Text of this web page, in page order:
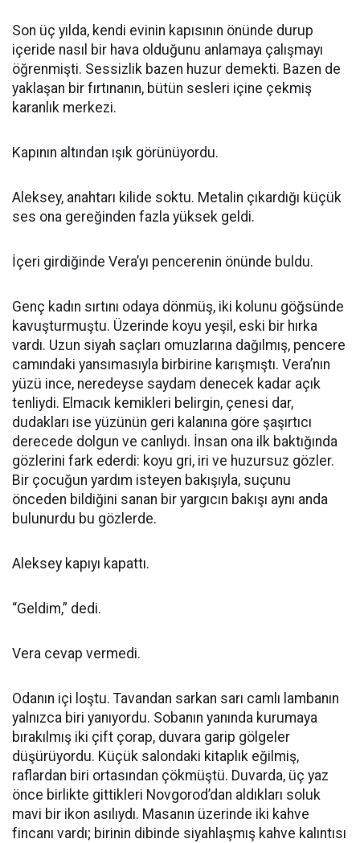
Son üç yılda, kendi evinin kapısının önünde durup
içeride nasıl bir hava olduğunu anlamaya çalışmayı
öğrenmişti. Sessizlik bazen huzur demekti. Bazen de
yaklaşan bir fırtınanın, bütün sesleri içine çekmiş
karanlık merkezi.
Kapının altından ışık görünüyordu.
Aleksey, anahtarı kilide soktu. Metalin çıkardığı küçük
ses ona gereğinden fazla yüksek geldi.
İçeri girdiğinde Vera’yı pencerenin önünde buldu.
Genç kadın sırtını odaya dönmüş, iki kolunu göğsünde
kavuşturmuştu. Üzerinde koyu yeşil, eski bir hırka
vardı. Uzun siyah saçları omuzlarına dağılmış, pencere
camındaki yansımasıyla birbirine karışmıştı. Vera’nın
yüzü ince, neredeyse saydam denecek kadar açık
tenliydi. Elmacık kemikleri belirgin, çenesi dar,
dudakları ise yüzünün geri kalanına göre şaşırtıcı
derecede dolgun ve canlıydı. İnsan ona ilk baktığında
gözlerini fark ederdi: koyu gri, iri ve huzursuz gözler.
Bir çocuğun yardım isteyen bakışıyla, suçunu
önceden bildiğini sanan bir yargıcın bakışı aynı anda
bulunurdu bu gözlerde.
Aleksey kapıyı kapattı.
“Geldim,” dedi.
Vera cevap vermedi.
Odanın içi loştu. Tavandan sarkan sarı camlı lambanın
yalnızca biri yanıyordu. Sobanın yanında kurumaya
bırakılmış iki çift çorap, duvara garip gölgeler
düşürüyordu. Küçük salondaki kitaplık eğilmiş,
raflardan biri ortasından çökmüştü. Duvarda, üç yaz
önce birlikte gittikleri Novgorod’dan aldıkları soluk
mavi bir ikon asılıydı. Masanın üzerinde iki kahve
fincanı vardı; birinin dibinde siyahlaşmış kahve kalıntısı